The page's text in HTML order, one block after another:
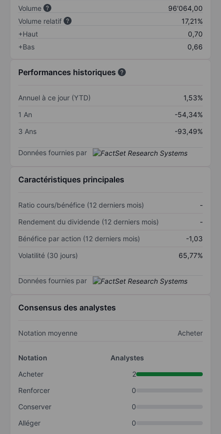
Volume
96'064,00
Volume relatif
17,21%
+Haut
0,70
+Bas
0,66
Performances historiques
Annuel à ce jour (YTD)
1,53%
1 An
-54,34%
3 Ans
-93,49%
Données fournies par
Caractéristiques principales
Ratio cours/bénéfice (12 derniers mois)
-
Rendement du dividende (12 derniers mois)
-
Bénéfice par action (12 derniers mois)
-1,03
Volatilité (30 jours)
65,77%
Données fournies par
Consensus des analystes
Notation moyenne Acheter
Notation
Analystes
Acheter
2
Renforcer
0
Conserver
0
Alléger
0